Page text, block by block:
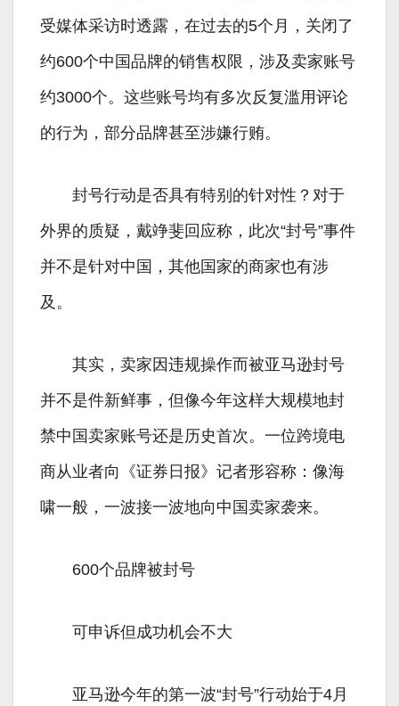
受媒体采访时透露，在过去的5个月，关闭了
约600个中国品牌的销售权限，涉及卖家账号
约3000个。这些账号均有多次反复滥用评论
的行为，部分品牌甚至涉嫌行贿。
封号行动是否具有特别的针对性？对于
外界的质疑，戴竫斐回应称，此次“封号”事件
并不是针对中国，其他国家的商家也有涉
及。
其实，卖家因违规操作而被亚马逊封号
并不是件新鲜事，但像今年这样大规模地封
禁中国卖家账号还是历史首次。一位跨境电
商从业者向《证券日报》记者形容称：像海
啸一般，一波接一波地向中国卖家袭来。
600个品牌被封号
可申诉但成功机会不大
亚马逊今年的第一波“封号”行动始于4月